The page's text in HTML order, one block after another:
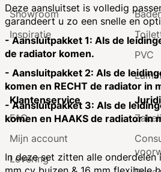
Deze aansluitset is volledig
garandeert u zo een snelle en
- Aansluitpakket 1: Als de
de radiator komen.
- Aansluitpakket 2: Als de
komen en RECHT de radiator in
- Aansluitpakket 3: Als de
komen en HAAKS de radiator in
In deze set zitten alle onderdelen
Showroom
Inspiratie
PVC
Klantenservice
FAQ
Mijn account
Levering